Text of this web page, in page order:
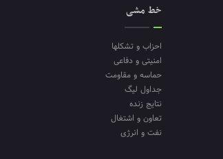
خط مشی
احزاب و تشکلها
امنیتی و دفاعی
حماسه و مقاومت
جداول لیگ
نتایج زنده
تعاون و اشتغال
نفت و انرژی